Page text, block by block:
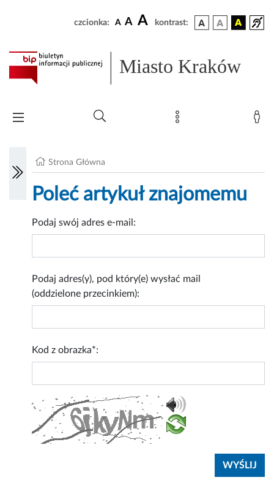
czcionka: A A A kontrast:
Miasto Kraków
Strona Główna
Poleć artykuł znajomemu
Podaj swój adres e-mail:
Podaj adres(y), pod który(e) wysłać mail
(oddzielone przecinkiem):
Kod z obrazka*: